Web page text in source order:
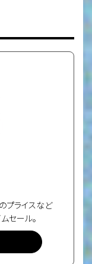
プライスなど
セール。